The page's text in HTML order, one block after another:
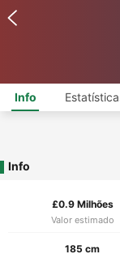
Info
Info
£0.9 Milhões
Valor estimado
185 cm